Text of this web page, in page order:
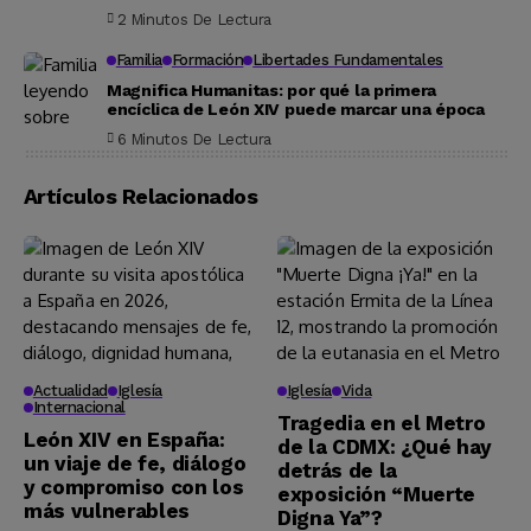
2 Minutos De Lectura
Familia Formación Libertades Fundamentales
Magnifica Humanitas: por qué la primera
encíclica de León XIV puede marcar una época
6 Minutos De Lectura
Artículos Relacionados
Actualidad
Iglesía
Internacional
León XIV en España:
un viaje de fe, diálogo
y compromiso con los
más vulnerables
Iglesía Vida
Tragedia en el Metro
de la CDMX: ¿Qué hay
detrás de la
exposición “Muerte
Digna Ya”?